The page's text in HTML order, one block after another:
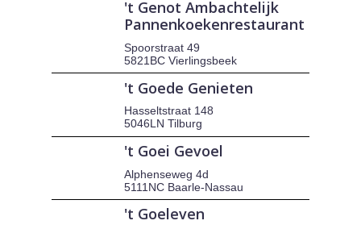
't Genot Ambachtelijk
Pannenkoekenrestaurant
Spoorstraat 49
5821BC Vierlingsbeek
't Goede Genieten
Hasseltstraat 148
5046LN Tilburg
't Goei Gevoel
Alphenseweg 4d
5111NC Baarle-Nassau
't Goeleven